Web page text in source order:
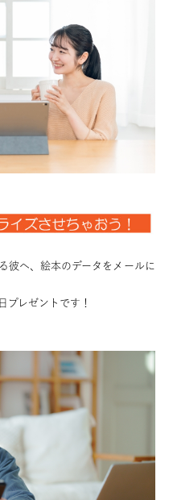
彼へ、絵本のデータをメールに
プレゼントです！